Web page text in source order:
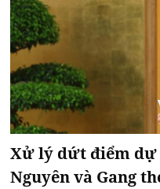
Xử lý dứt điểm dự
Nguyên và Gang